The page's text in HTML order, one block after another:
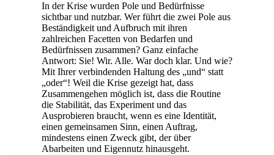
In der Krise wurden Pole und Bedürfnisse
sichtbar und nutzbar. Wer führt die zwei Pole aus
Beständigkeit und Aufbruch mit ihren
zahlreichen Facetten von Bedarfen und
Bedürfnissen zusammen? Ganz einfache
Antwort: Sie! Wir. Alle. War doch klar. Und wie?
Mit Ihrer verbindenden Haltung des „und“ statt
„oder“! Weil die Krise gezeigt hat, dass
Zusammengehen möglich ist, dass die Routine
die Stabilität, das Experiment und das
Ausprobieren braucht, wenn es eine Identität,
einen gemeinsamen Sinn, einen Auftrag,
mindestens einen Zweck gibt, der über
Abarbeiten und Eigennutz hinausgeht.